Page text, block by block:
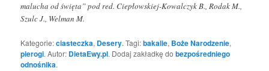
malucha od święta” pod red. Ciepłowskiej-Kowalczyk B., Rodak M.,
Szulc J., Welman M.
Kategorie:ciasteczka, Desery. Tagi:bakalie, Boże Narodzenie,
pierogi. Autor: DietaEwy.pl. Dodaj zakładkę dobezpośredniego
odnośnika.